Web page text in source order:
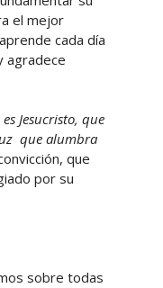
el mejor
cada día
agradece
Jesucristo, que
que alumbra
que
por su
sobre todas